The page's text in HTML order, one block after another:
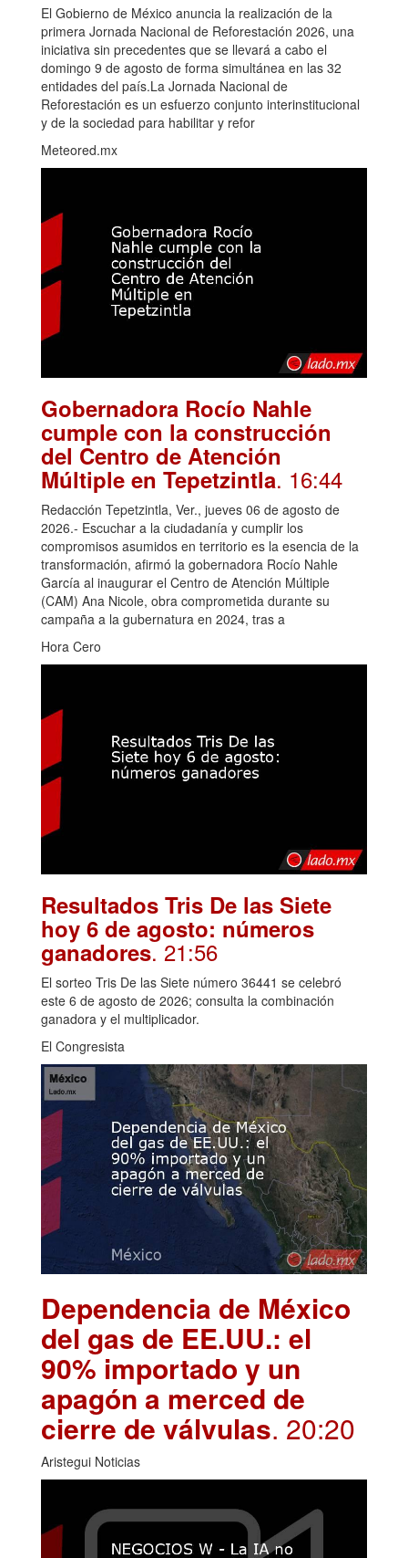
El Gobierno de México anuncia la realización de la
primera Jornada Nacional de Reforestación 2026, una
iniciativa sin precedentes que se llevará a cabo el
domingo 9 de agosto de forma simultánea en las 32
entidades del país.La Jornada Nacional de
Reforestación es un esfuerzo conjunto interinstitucional
y de la sociedad para habilitar y refor
Meteored.mx
Gobernadora Rocío Nahle
cumple con la construcción
del Centro de Atención
Múltiple en Tepetzintla. 16:44
Redacción Tepetzintla, Ver., jueves 06 de agosto de
2026.- Escuchar a la ciudadanía y cumplir los
compromisos asumidos en territorio es la esencia de la
transformación, afirmó la gobernadora Rocío Nahle
García al inaugurar el Centro de Atención Múltiple
(CAM) Ana Nicole, obra comprometida durante su
campaña a la gubernatura en 2024, tras a
Hora Cero
Resultados Tris De las Siete
hoy 6 de agosto: números
ganadores. 21:56
El sorteo Tris De las Siete número 36441 se celebró
este 6 de agosto de 2026; consulta la combinación
ganadora y el multiplicador.
El Congresista
Dependencia de México
del gas de EE.UU.: el
90% importado y un
apagón a merced de
cierre de válvulas. 20:20
Aristegui Noticias